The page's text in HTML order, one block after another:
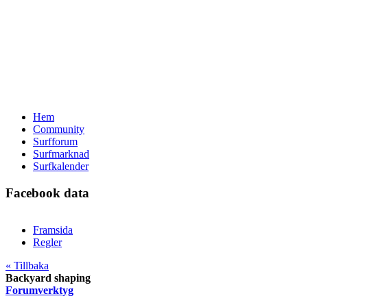
Hem
Community
Surfforum
Surfmarknad
Surfkalender
Facebook data
Framsida
Regler
« Tillbaka
Backyard shaping
Forumverktyg